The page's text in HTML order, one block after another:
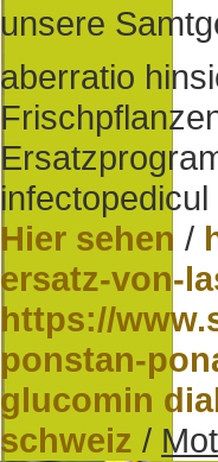
unsere
aberratio
Hier sehen /
ersatz-von-
https://
ponstan-
glucomin
schweiz /